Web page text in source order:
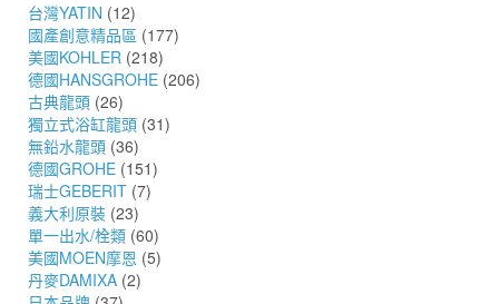
台灣YATIN (12)
國產創意精品區 (177)
美國KOHLER (218)
德國HANSGROHE (206)
古典龍頭 (26)
獨立式浴缸龍頭 (31)
無鉛水龍頭 (36)
德國GROHE (151)
瑞士GEBERIT (7)
義大利原裝 (23)
單一出水/栓類 (60)
美國MOEN摩恩 (5)
丹麥DAMIXA (2)